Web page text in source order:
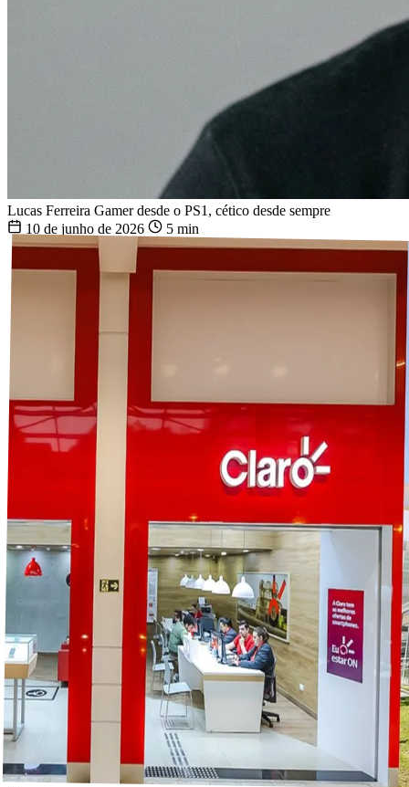
Lucas Ferreira Gamer desde o PS1, cético desde sempre
10 de junho de 2026
5 min